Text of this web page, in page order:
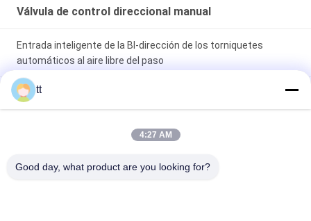
Válvula de control direccional manual
Entrada inteligente de la BI-dirección de los torniquetes
automáticos al aire libre del paso
manera neumática compacta de la posición 5 de la válvula 3
del pedal del pie 0.7Mpa, válvula de control direccional
El manual de dos posiciones de cinco maneras actuó la
primavera
tt
4:27 AM
Good day, what product are you looking for?